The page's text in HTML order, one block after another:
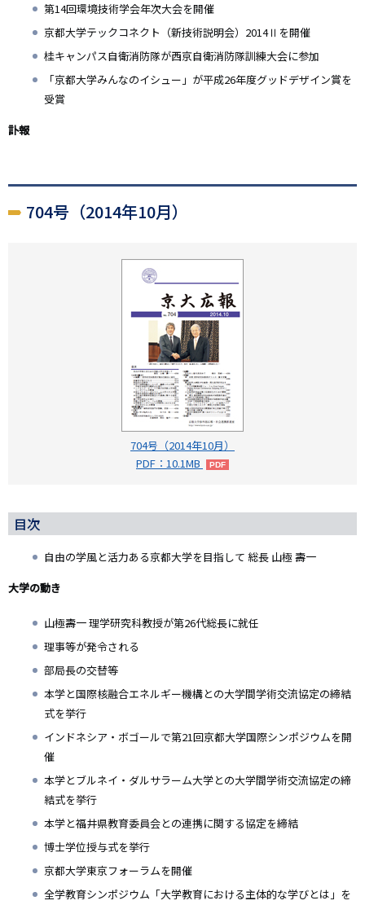
第14回環境技術学会年次大会を開催
京都大学テックコネクト（新技術説明会）2014Ⅱを開催
桂キャンパス自衛消防隊が西京自衛消防隊訓練大会に参加
「京都大学みんなのイシュー」が平成26年度グッドデザイン賞を
受賞
訃報
704号（2014年10月）
704号（2014年10月）
PDF：10.1MB
目次
自由の学風と活力ある京都大学を目指して 総長 山極 壽一
大学の動き
山極壽一 理学研究科教授が第26代総長に就任
理事等が発令される
部局長の交替等
本学と国際核融合エネルギー機構との大学間学術交流協定の締結
式を挙行
インドネシア・ボゴールで第21回京都大学国際シンポジウムを開
催
本学とブルネイ・ダルサラーム大学との大学間学術交流協定の締
結式を挙行
本学と福井県教育委員会との連携に関する協定を締結
博士学位授与式を挙行
京都大学東京フォーラムを開催
全学教育シンポジウム「大学教育における主体的な学びとは」を